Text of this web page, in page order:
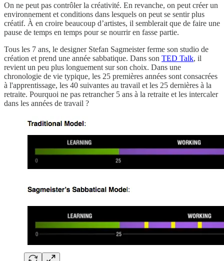
On ne peut pas contrôler la créativité. En revanche, on peut créer un
environnement et conditions dans lesquels on peut se sentir plus
créatif. À en croire beaucoup d’artistes, il semblerait que de faire une
pause de temps en temps pour se nourrir en fasse partie.
Tous les 7 ans, le designer Stefan Sagmeister ferme son studio de
création et prend une année sabbatique. Dans son TED Talk, il
revient un peu plus longuement sur son choix. Dans une
chronologie de vie typique, les 25 premières années sont consacrées
à l'apprentissage, les 40 suivantes au travail et les 25 dernières à la
retraite. Pourquoi ne pas retrancher 5 ans à la retraite et les intercaler
dans les années de travail ?